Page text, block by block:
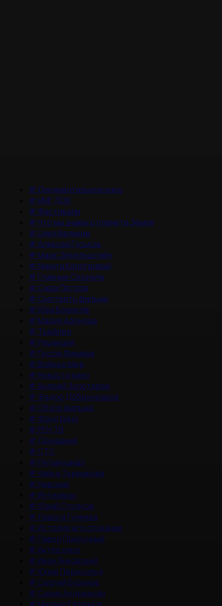
# Документальное кино
# НМГ ДОК
# Фестивали
# Что мы знаем о планете Земля
# Цикл Великие
#Алексей Гуськов
# Марк Эйдельштейн
# Никита Кологривый
# Главные Сериалы
# Саша Петров
# Смотреть фильмы
# Юра Борисов
# Мария Аронова
# Трейлер
# Рецензия
# После Фишера
# Война и Мир
# Новости кино
#Андрей Золотарев
# Федор Добронравов
# Обзор фильма
# Фонд Кино
# РЕН ТВ
# Домашний
# СТС
# Пятый канал
# Чайка Терешкова
# Невский
# Интервью
# Юрий Стоянов
#Лариса Гузеева
# История его служанки
# Павел Прилучный
#Актер кино
# Иван Янковский
# Юлия Пересильд
# Сергей Бурунов
# Сарик Андреасян